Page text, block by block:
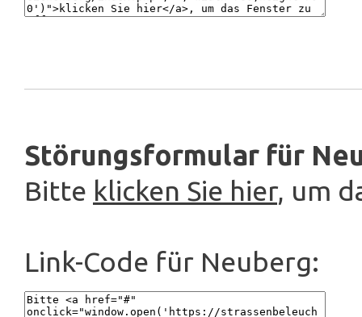
Störungsformular für
Bitte klicken Sie hier, um
Link-Code für Neuberg: